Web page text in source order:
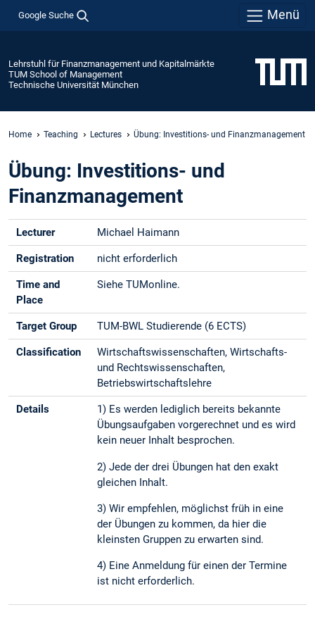
Google Suche Menü
Lehrstuhl für Finanzmanagement und Kapitalmärkte
TUM School of Management
Technische Universität München
Home Teaching Lectures Übung: Investitions- und Finanzmanagement
Übung: Investitions- und
Finanzmanagement
Lecturer Michael Haimann
Registration nicht erforderlich
Time and
Place
Siehe TUMonline.
Target Group TUM-BWL Studierende (6 ECTS)
Classification
Wirtschaftswissenschaften, Wirtschafts-
und Rechtswissenschaften,
Betriebswirtschaftslehre
Details
1) Es werden lediglich bereits bekannte
Übungsaufgaben vorgerechnet und es wird
kein neuer Inhalt besprochen.
2) Jede der drei Übungen hat den exakt
gleichen Inhalt.
3) Wir empfehlen, möglichst früh in eine
der Übungen zu kommen, da hier die
kleinsten Gruppen zu erwarten sind.
4) Eine Anmeldung für einen der Termine
ist nicht erforderlich.